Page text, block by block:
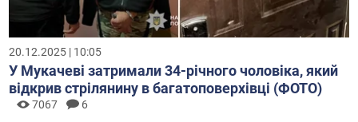
20.12.2025 | 10:05
У Мукачеві затримали 34-річного чоловіка, який
відкрив стрілянину в багатоповерхівці (ФОТО)
7067 6